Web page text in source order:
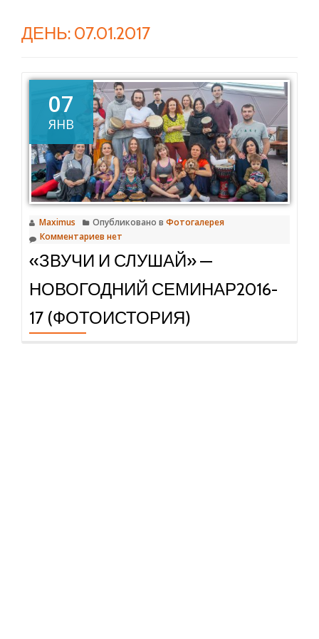
ДЕНЬ: 07.01.2017
07
ЯНВ
Maximus Опубликовано в Фотогалерея
Комментариев нет
«ЗВУЧИ И СЛУШАЙ» —
НОВОГОДНИЙ СЕМИНАР2016-
17 (ФОТОИСТОРИЯ)